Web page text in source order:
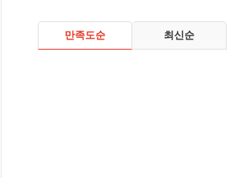
만족도순 최신순